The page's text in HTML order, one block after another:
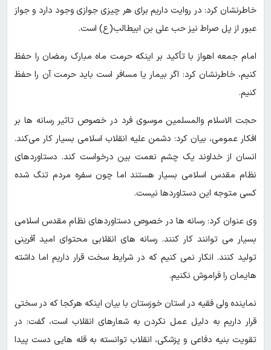
خاطرنشان کرد: در روایت داریم برای هر چیزی جوازی وجود دارد و جواز
عبور از پل صراط نیز حب علی بن ابیطالب(ع) است.
امام جمعه اهواز با تأکید بر اینکه حرمت ماه مبارک رمضان را حفظ
کنیم، خاطرنشان کرد: اگر بیمار یا مسافر است باید حرمت آن را حفظ
کنیم.
حجت الاسلام والمسلمین موسوی فرد در خصوص تاثیر رسانه ها بر
افکار عمومی، بیان کرد: دشمن علیه انقلاب اسلامی بسیار کار می‌کند.
انسان از خداوند یک چشم نعمت بین درخواست کند. دستاوردهای
نظام مقدس اسلامی بسیار هستند اما چون سفره مردم تنگ شده
کسی متوجه این دستاوردها نیست.
وی عنوان کرد: رسانه ها در خصوص دستاوردهای نظام مقدس اسلامی
بسیار می توانند کار کنند. رسانه های انقلابی محتوای امید آفرینی
تولید کنند. انکار نمی کنیم که در شرایط سخت قرار داریم اما داشته
هایمان را فراموش نکنیم.
نماینده ولی فقیه در استان خوزستان با بیان اینکه هرکجا که در سختی
قرار داریم به دلیل عمل نکردن به شعارهای انقلاب است، گفت: در
تقویت بنیه دفاعی و پزشکی، انقلاب توانسته به قله هایی دست پیدا